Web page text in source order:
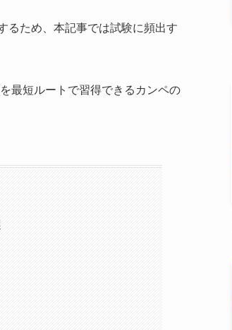
るため、本記事では試験に頻出す
最短ルートで習得できるカンペの